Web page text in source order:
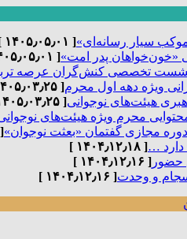
سیار رسانه‌ای»[ ۱۴۰۵٫۰۵٫۰۱ ]
«خون‌خواهان پدر امت»[ ۱۴۰۵٫۰۵٫۰۱ ]
نشست تخصصی کنش‌گران عرصه
ویژه دهه اول محرم[ ۱۴۰۵٫۰۳٫۲۵ ]
هیئت‌های نوجوانی[ ۱۴۰۵٫۰۳٫۲۵ ]
محرم ویژه هیئت‌های
دوره مجازی گفتمان «بعثت نوجوان»[ ۱۴۰۵٫۰۳٫۲۰ ]
دارد …[ ۱۴۰۴٫۱۲٫۱۸ ]
حضور [ ۱۴۰۴٫۱۲٫۱۶ ]
و وحدت[ ۱۴۰۴٫۱۲٫۱۶ ]